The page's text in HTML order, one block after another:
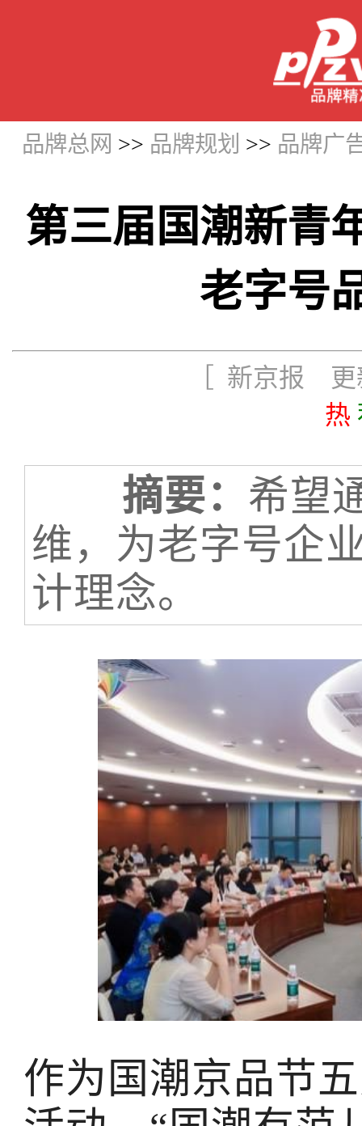
品牌总网 >> 品牌规划 >> 品牌广
第三届国潮新青
老字号
［ 新京报 更
热
摘要： 希望
维，为老字号企
计理念。
作为国潮京品节